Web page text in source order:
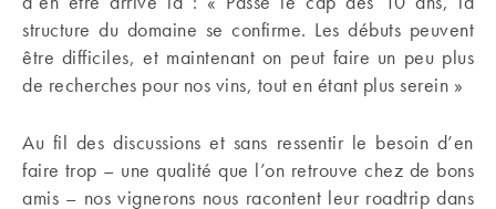
structure du domaine se confirme. Les débuts peuvent
être difficiles, et maintenant on peut faire un peu plus
de recherches pour nos vins, tout en étant plus serein »
Au fil des discussions et sans ressentir le besoin d’en
faire trop – une qualité que l’on retrouve chez de bons
amis – nos vignerons nous racontent leur roadtrip dans